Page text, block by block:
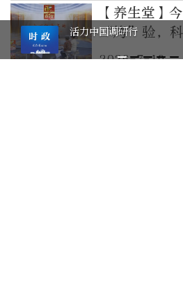
【养生堂】
“烤”验，
身上的“湿
2026-7-19
活力中国调研行